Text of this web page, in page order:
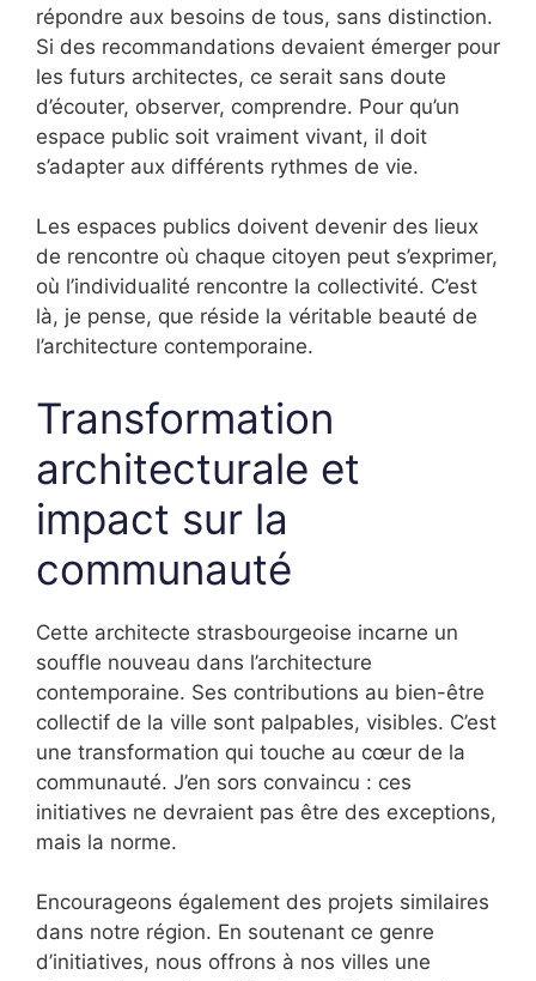
répondre aux besoins de tous, sans distinction.
Si des recommandations devaient émerger pour
les futurs architectes, ce serait sans doute
d’écouter, observer, comprendre. Pour qu’un
espace public soit vraiment vivant, il doit
s’adapter aux différents rythmes de vie.
Les espaces publics doivent devenir des lieux
de rencontre où chaque citoyen peut s’exprimer,
où l’individualité rencontre la collectivité. C’est
là, je pense, que réside la véritable beauté de
l’architecture contemporaine.
Transformation
architecturale et
impact sur la
communauté
Cette architecte strasbourgeoise incarne un
souffle nouveau dans l’architecture
contemporaine. Ses contributions au bien-être
collectif de la ville sont palpables, visibles. C’est
une transformation qui touche au cœur de la
communauté. J’en sors convaincu : ces
initiatives ne devraient pas être des exceptions,
mais la norme.
Encourageons également des projets similaires
dans notre région. En soutenant ce genre
d’initiatives, nous offrons à nos villes une